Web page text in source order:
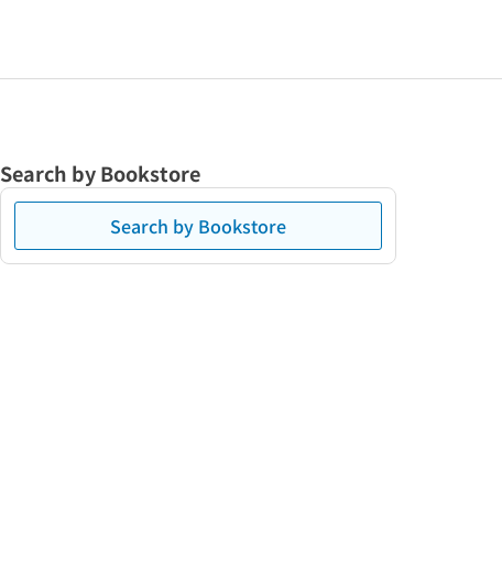
Search by Bookstore
Search by Bookstore